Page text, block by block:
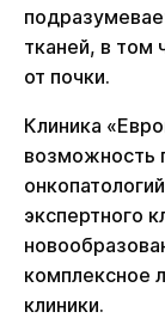
тканей, в том
от почки.
Клиника
возможность
экспертного
комплексное
клиники.